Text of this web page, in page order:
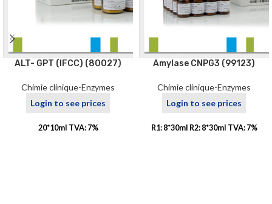
ALT- GPT (IFCC) (80027)
Chimie clinique-Enzymes
Login to see prices
20*10ml TVA: 7%
Amylase CNPG3 (99123)
Chimie clinique-Enzymes
Login to see prices
R1: 8*30ml R2: 8*30ml TVA: 7%